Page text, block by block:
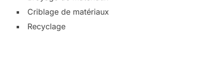
Criblage de matériaux
Recyclage